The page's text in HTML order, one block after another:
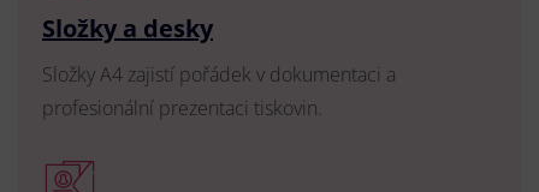
Složky a desky
Složky A4 zajistí pořádek v dokumentaci a
profesionální prezentaci tiskovin.